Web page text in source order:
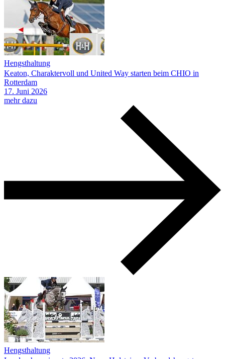
Hengsthaltung
Keaton, Charaktervoll und United Way starten beim CHIO in
Rotterdam
17. Juni 2026
mehr dazu
Hengsthaltung